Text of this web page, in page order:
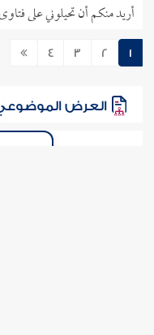
أريد منكم أن تحيلوني على
للعقيدة الإسلامية لغير
المزيد
380329
الأعمال التي تدخل
1
2
3
4
العرض